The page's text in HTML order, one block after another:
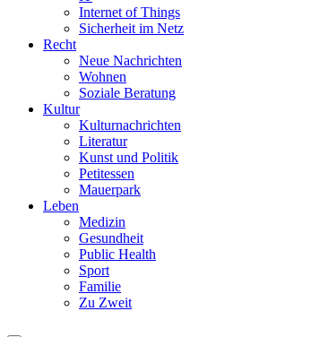
Internet of Things
Sicherheit im Netz
Recht
Neue Nachrichten
Wohnen
Soziale Beratung
Kultur
Kulturnachrichten
Literatur
Kunst und Politik
Petitessen
Mauerpark
Leben
Medizin
Gesundheit
Public Health
Sport
Familie
Zu Zweit